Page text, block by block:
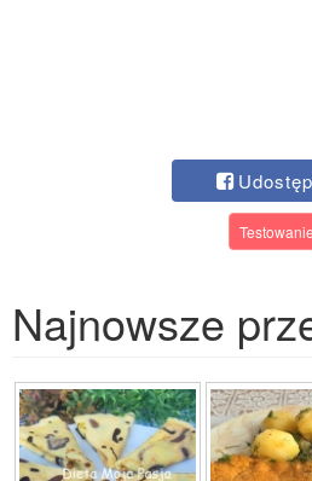
Testowanie
Najnowsze